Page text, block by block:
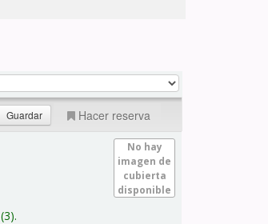
Hacer reserva
No hay
imagen de
cubierta
disponible
(3).